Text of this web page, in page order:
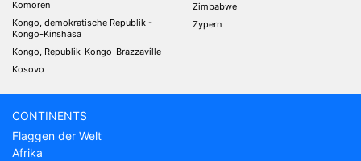
Komoren
Kongo, demokratische Republik -
Kongo-Kinshasa
Kongo, Republik-Kongo-Brazzaville
Kosovo
Zimbabwe
Zypern
CONTINENTS
Flaggen der Welt
Afrika